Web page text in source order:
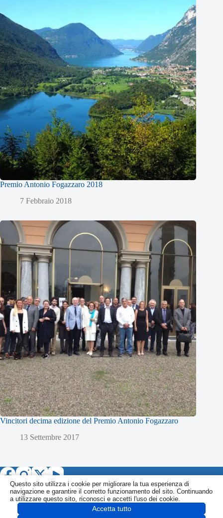
Premio Antonio Fogazzaro 2018
7 Febbraio 2018
Vincitori decima edizione del Premio Antonio Fogazzaro
13 Settembre 2017
Politica Privacy
Questo sito utilizza i cookie per migliorare la tua esperienza di
navigazione e garantire il corretto funzionamento del sito. Continuando
a utilizzare questo sito, riconosci e accetti l'uso dei cookie.
Accetta tutto